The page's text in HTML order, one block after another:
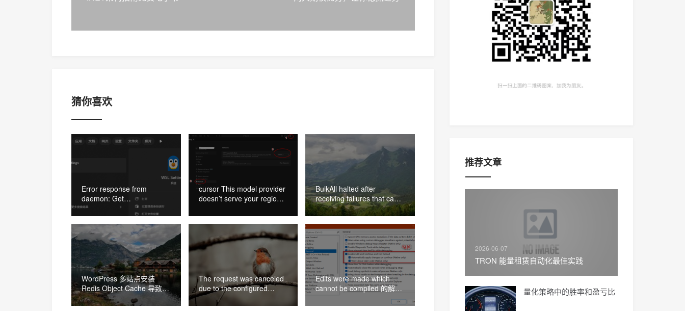
猜你喜欢
Error response from
daemon: Get
“https://registry-
1.docker.io/v2/”:
proxyconnect tcp: dial tcp
127.0.0.1:33210: connect:
connection refused 的解决
办法
cursor This model provider
doesn’t serve your region
BulkAll halted after
receiving failures that can
not be retried from _bulk 的
解决办法
WordPress 多站点安装
Redis Object Cache 导致网
站打不开的解决办法
The request was canceled
due to the configured
HttpClient.Timeout of 100
seconds elapsing.的解决办
Edits were made which
cannot be compiled 的解决
推荐文章
2026-06-07
TRON 能量租赁自动化最佳实践
量化策略中的胜率和盈亏比